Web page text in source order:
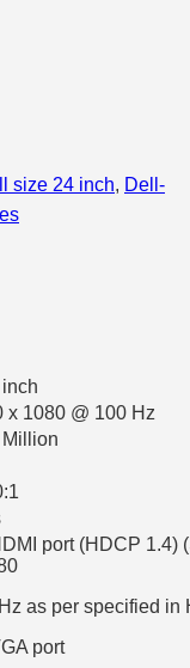
size 24 inch, Dell-
x 1080 @ 100 Hz
port (HDCP 1.4)
as per specified in
port